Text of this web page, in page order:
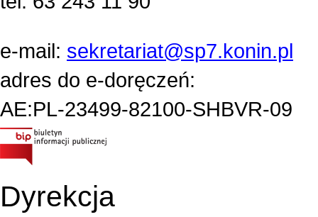
e-mail: sekretariat@sp7.konin.pl
adres do e-doręczeń:
AE:PL-23499-82100-SHBVR-09
Dyrekcja